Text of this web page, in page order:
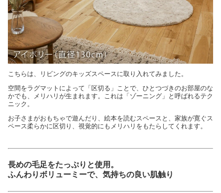
こちらは、リビングのキッズスペースに取り入れてみました。
空間をラグマットによって「区切る」ことで、ひとつづきのお部屋のな
かでも、メリハリが生まれます。これは「ゾーニング」と呼ばれるテク
ニック。
お子さまがおもちゃで遊んだり、絵本を読むスペースと、家族が寛ぐス
ペース柔らかに区切り、視覚的にもメリハリをもたらしてくれます。
長めの毛足をたっぷりと使用。
ふんわりボリューミーで、気持ちの良い肌触り